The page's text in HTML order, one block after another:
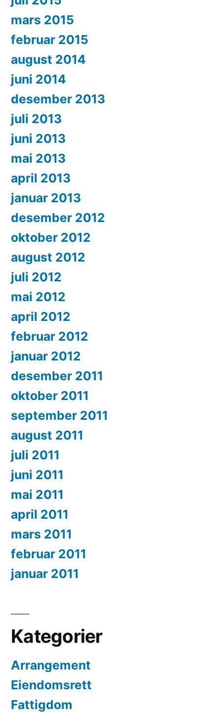
mars 2015
februar 2015
august 2014
juni 2014
desember 2013
juli 2013
juni 2013
mai 2013
april 2013
januar 2013
desember 2012
oktober 2012
august 2012
juli 2012
mai 2012
april 2012
februar 2012
januar 2012
desember 2011
oktober 2011
september 2011
august 2011
juli 2011
juni 2011
mai 2011
april 2011
mars 2011
februar 2011
januar 2011
Kategorier
Arrangement
Eiendomsrett
Fattigdom